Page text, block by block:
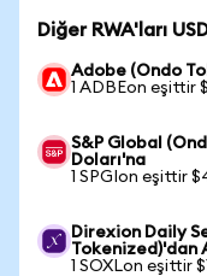
Diğer RWA'ları
Adobe (Ondo
1 ADBEon eşittir
S&P Global
Doları'na
1 SPGIon eşittir
Direxion Daily
Tokenized)'dan
1 SOXLon eşittir